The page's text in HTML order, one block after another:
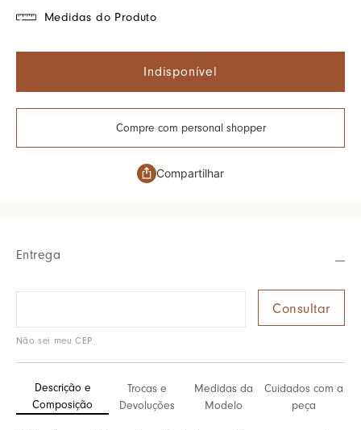
Medidas do Produto
Indisponível
Compre com personal shopper
Compartilhar
Entrega
Não sei meu CEP
Descrição e
Composição
Trocas e
Devoluções
Medidas da
Modelo
Cuidados com a
peça